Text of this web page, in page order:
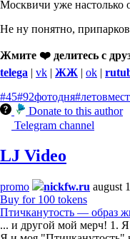
Москвичи уже настолько
Не ну понятно,
Жмите ❤️ делитесь с
telega | vk | ЖЖ | ok |
#45#92фотодня
Donate to this author
Telegram channel
LJ Video
promo nickfw.ru august
Buy for 100 tokens
Птичканутость — образ
... и другой мой мерч! 1.